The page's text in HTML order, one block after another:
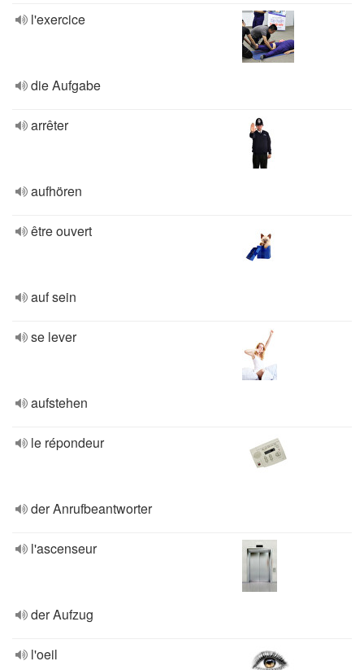
l'exercice
die Aufgabe
arrêter
aufhören
être ouvert
auf sein
se lever
aufstehen
le répondeur
der Anrufbeantworter
l'ascenseur
der Aufzug
l'oeil